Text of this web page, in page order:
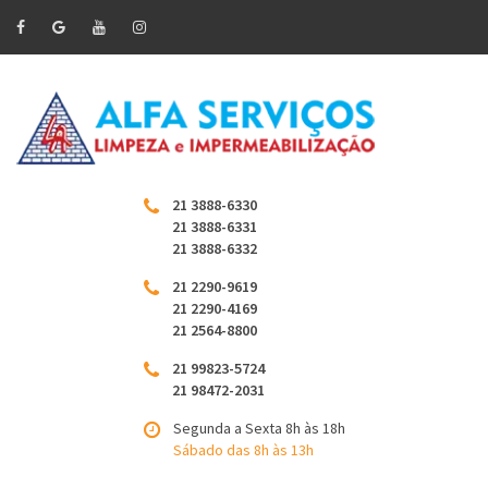
21 3888-6330
21 3888-6331
21 3888-6332
21 2290-9619
21 2290-4169
21 2564-8800
21 99823-5724
21 98472-2031
Segunda a Sexta 8h às 18h
Sábado das 8h às 13h